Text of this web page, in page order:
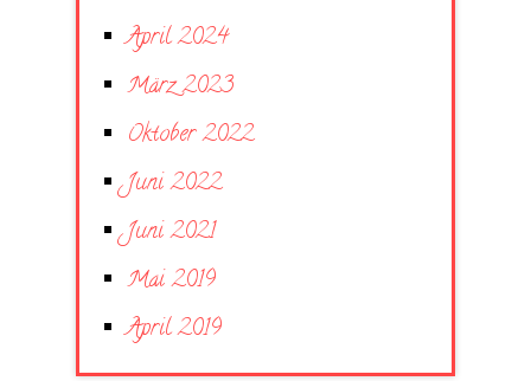
April 2024
März 2023
Oktober 2022
Juni 2022
Juni 2021
Mai 2019
April 2019